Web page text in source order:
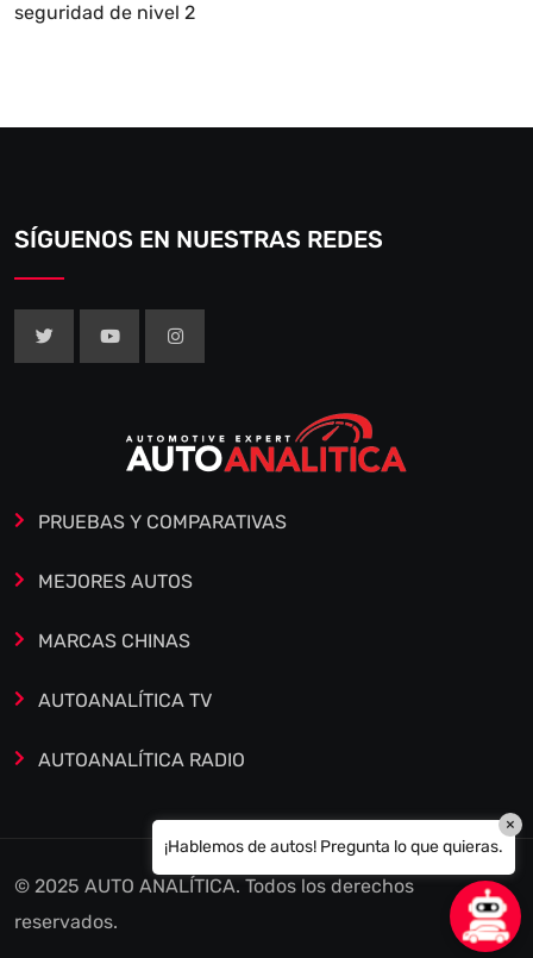
seguridad de nivel 2
SÍGUENOS EN NUESTRAS REDES
PRUEBAS Y COMPARATIVAS
MEJORES AUTOS
MARCAS CHINAS
AUTOANALÍTICA TV
AUTOANALÍTICA RADIO
© 2025 AUTO ANALÍTICA. Todos los derechos
reservados.
¡Hablemos de autos! Pregunta lo que quieras.
×